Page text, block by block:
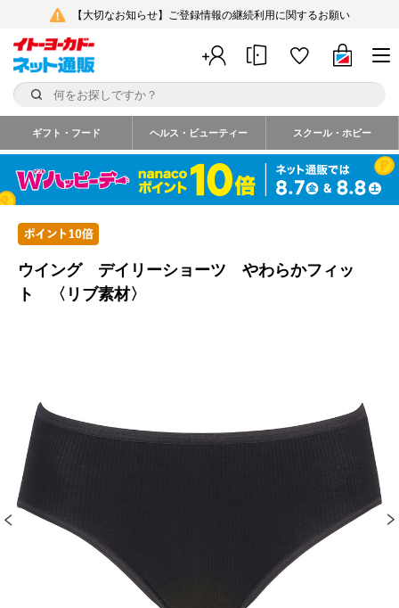
【大切なお知らせ】ご登録情報の継続利用に関するお願い
ギフト・フード ヘルス・ビューティー スクール・ホビー
ウイング デイリーショーツ やわらかフィッ
ト 〈リブ素材〉